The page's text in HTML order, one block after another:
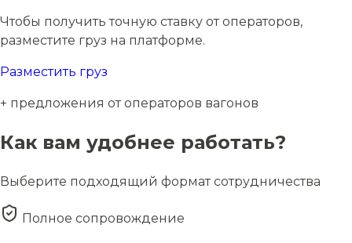
Чтобы получить точную ставку от операторов,
разместите груз на платформе.
Разместить груз
+ предложения от операторов вагонов
Как вам удобнее работать?
Выберите подходящий формат сотрудничества
Полное сопровождение